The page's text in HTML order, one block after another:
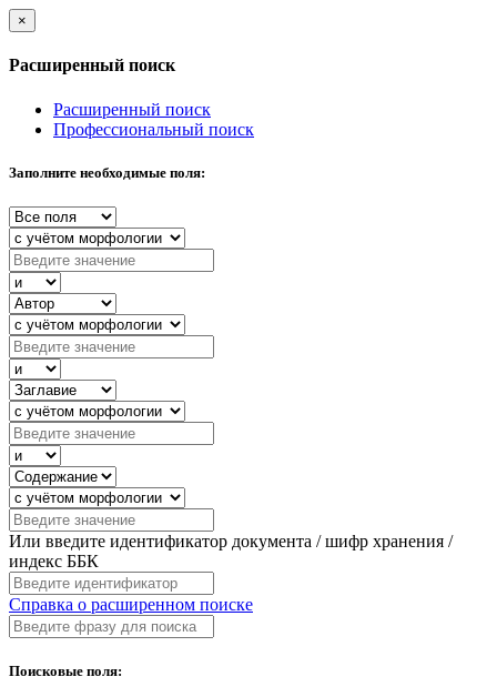
×
Расширенный поиск
Расширенный поиск
Профессиональный поиск
Заполните необходимые поля:
Или введите идентификатор документа / шифр хранения /
индекс ББК
Справка о расширенном поиске
Поисковые поля: